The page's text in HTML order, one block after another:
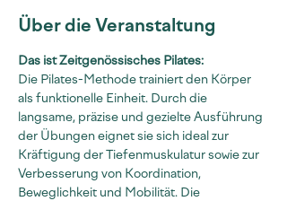
Über die Veranstaltung
Das ist Zeitgenössisches Pilates:
Die Pilates-Methode trainiert den Körper
als funktionelle Einheit. Durch die
langsame, präzise und gezielte Ausführung
der Übungen eignet sie sich ideal zur
Kräftigung der Tiefenmuskulatur sowie zur
Verbesserung von Koordination,
Beweglichkeit und Mobilität. Die